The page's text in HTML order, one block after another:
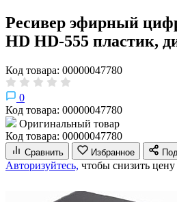
Ресивер эфирный
HD HD-555 пластик,
Код товара: 00000047780
0
Код товара: 00000047780
Оригинальный товар
Код товара: 00000047780
Сравнить Избранное
Авторизуйтесь, чтобы снизить цену